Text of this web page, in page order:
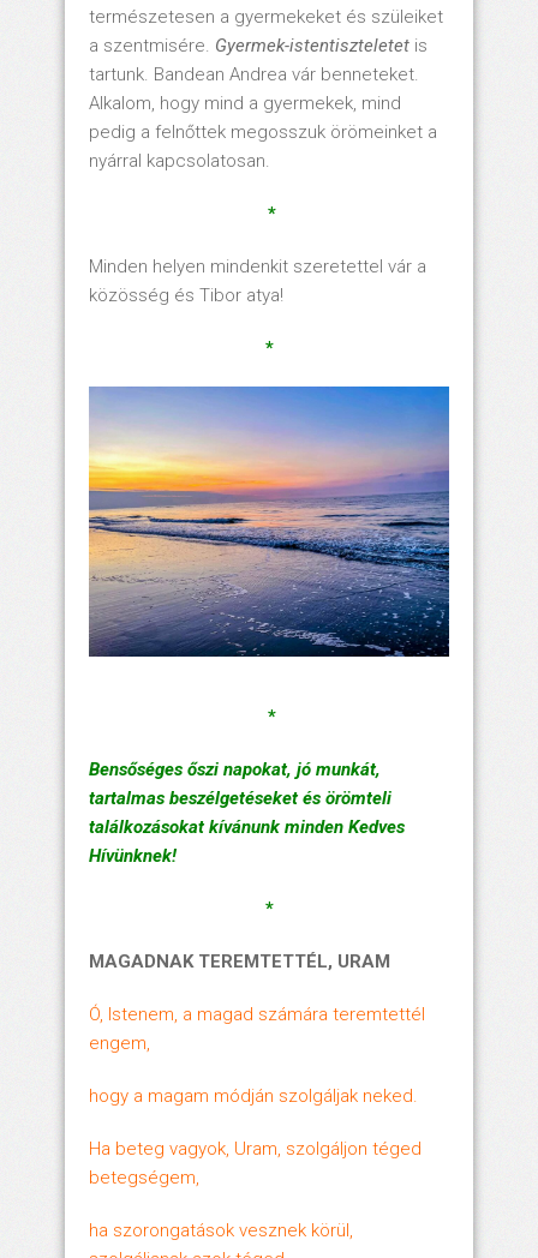
természetesen a gyermekeket és szüleiket
a szentmisére. Gyermek-istentiszteletet is
tartunk. Bandean Andrea vár benneteket.
Alkalom, hogy mind a gyermekek, mind
pedig a felnőttek megosszuk örömeinket a
nyárral kapcsolatosan.
*
Minden helyen mindenkit szeretettel vár a
közösség és Tibor atya!
*
*
Bensőséges őszi napokat, jó munkát,
tartalmas beszélgetéseket és örömteli
találkozásokat kívánunk minden Kedves
Hívünknek!
*
MAGADNAK TEREMTETTÉL, URAM
Ó, Istenem, a magad számára teremtettél
engem,
hogy a magam módján szolgáljak neked.
Ha beteg vagyok, Uram, szolgáljon téged
betegségem,
ha szorongatások vesznek körül,